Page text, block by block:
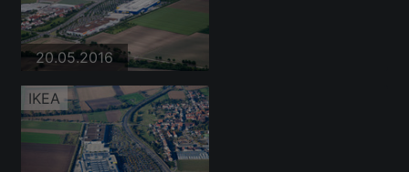
20.05.2016
IKEA